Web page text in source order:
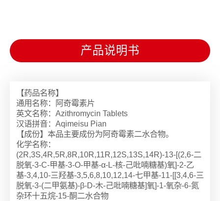
产品说明书
【药品名称】
通用名称：阿奇霉素片
英文名称：Azithromycin Tablets
汉语拼音：Aqimeisu Pian
【成份】本品主要成份为阿奇霉素二水合物。
化学名称：
(2R,3S,4R,5R,8R,10R,11R,12S,13S,14R)-13-[(2,6-二
脱氧-3-C-甲基-3-O-甲基-α-L-核-己吡喃糖基)氧]-2-乙
基-3,4,10-三羟基-3,5,6,8,10,12,14-七甲基-11-[[3,4,6-三
脱氧-3-(二甲氨基)-β-D-木-己吡喃糖基]氧]-1-氧杂-6-氮
杂环十五烷-15-酮二水合物